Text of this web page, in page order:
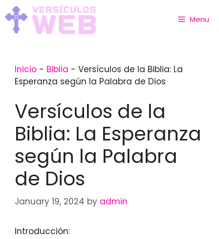
Skip
to
content
Menu
Inicio - Biblia - Versículos de la Biblia: La
Esperanza según la Palabra de Dios
Versículos de la
Biblia: La Esperanza
según la Palabra
de Dios
January 19, 2024 by admin
Introducción: